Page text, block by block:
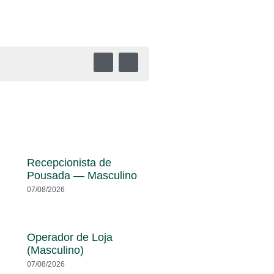
Recepcionista de
Pousada — Masculino
07/08/2026
Operador de Loja
(Masculino)
07/08/2026